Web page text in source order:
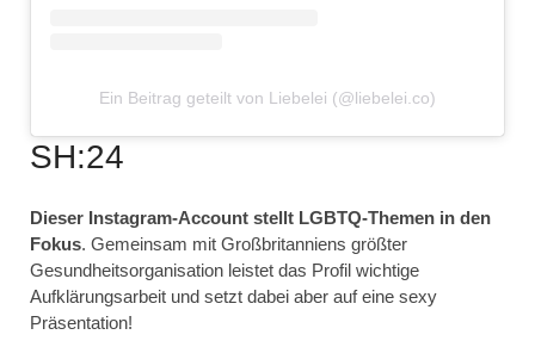
Ein Beitrag geteilt von Liebelei (@liebelei.co)
SH:24
Dieser Instagram-Account stellt LGBTQ-Themen in den
Fokus. Gemeinsam mit Großbritanniens größter
Gesundheitsorganisation leistet das Profil wichtige
Aufklärungsarbeit und setzt dabei aber auf eine sexy
Präsentation!